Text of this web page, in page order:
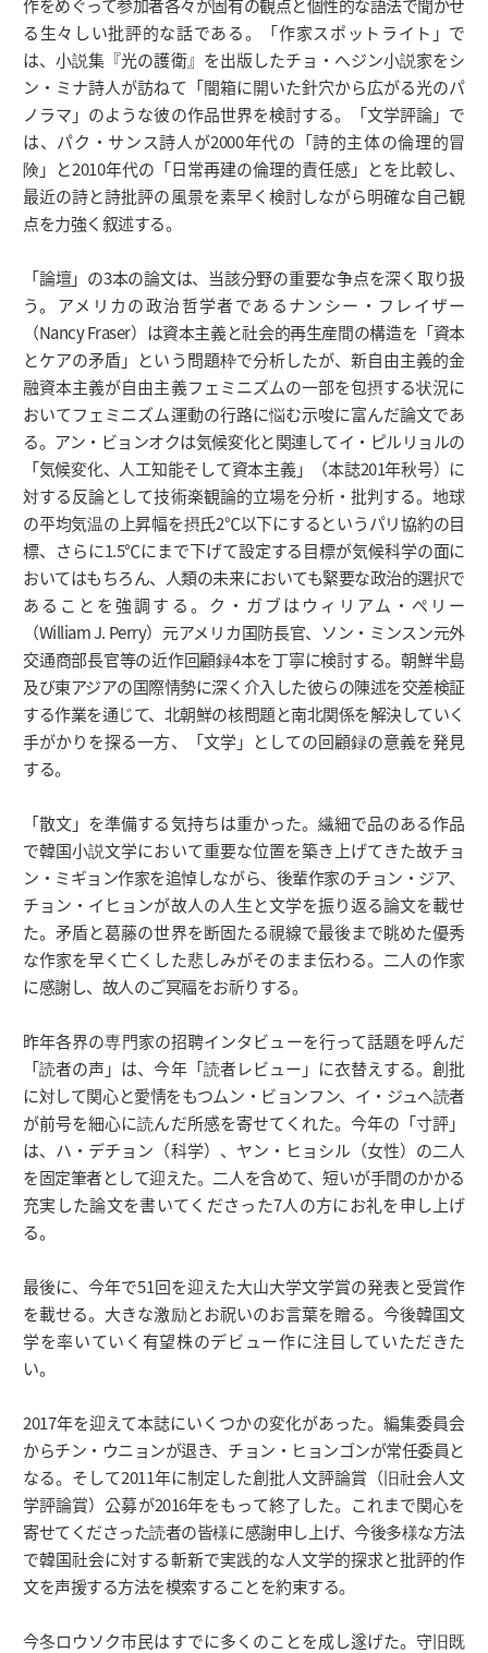
作をめぐって参加者各々が固有の観点と個性的な語法で聞かせ
る生々しい批評的な話である。「作家スポットライト」で
は、小説集『光の護衛』を出版したチョ・へジン小説家をシ
ン・ミナ詩人が訪ねて「闇箱に開いた針穴から広がる光のパ
ノラマ」のような彼の作品世界を検討する。「文学評論」で
は、パク・サンス詩人が2000年代の「詩的主体の倫理的冒
険」と2010年代の「日常再建の倫理的責任感」とを比較し、
最近の詩と詩批評の風景を素早く検討しながら明確な自己観
点を力強く叙述する。
「論壇」の3本の論文は、当該分野の重要な争点を深く取り扱
う。アメリカの政治哲学者であるナンシー・フレイザー
（Nancy Fraser）は資本主義と社会的再生産間の構造を「資本
とケアの矛盾」という問題枠で分析したが、新自由主義的金
融資本主義が自由主義フェミニズムの一部を包摂する状況に
おいてフェミニズム運動の行路に悩む示唆に富んだ論文であ
る。アン・ビョンオクは気候変化と関連してイ・ピルリョルの
「気候変化、人工知能そして資本主義」（本誌201年秋号）に
対する反論として技術楽観論的立場を分析・批判する。地球
の平均気温の上昇幅を摂氏2℃以下にするというパリ協約の目
標、さらに1.5℃にまで下げて設定する目標が気候科学の面に
おいてはもちろん、人類の未来においても緊要な政治的選択で
あることを強調する。ク・ガブはウィリアム・ぺリー
（William J. Perry）元アメリカ国防長官、ソン・ミンスン元外
交通商部長官等の近作回顧録4本を丁寧に検討する。朝鮮半島
及び東アジアの国際情勢に深く介入した彼らの陳述を交差検証
する作業を通じて、北朝鮮の核問題と南北関係を解決していく
手がかりを探る一方、「文学」としての回顧録の意義を発見
する。
「散文」を準備する気持ちは重かった。繊細で品のある作品
で韓国小説文学において重要な位置を築き上げてきた故チョ
ン・ミギョン作家を追悼しながら、後輩作家のチョン・ジア、
チョン・イヒョンが故人の人生と文学を振り返る論文を載せ
た。矛盾と葛藤の世界を断固たる視線で最後まで眺めた優秀
な作家を早く亡くした悲しみがそのまま伝わる。二人の作家
に感謝し、故人のご冥福をお祈りする。
昨年各界の専門家の招聘インタビューを行って話題を呼んだ
「読者の声」は、今年「読者レビュー」に衣替えする。創批
に対して関心と愛情をもつムン・ビョンフン、イ・ジュへ読者
が前号を細心に読んだ所感を寄せてくれた。今年の「寸評」
は、ハ・デチョン（科学）、ヤン・ヒョシル（女性）の二人
を固定筆者として迎えた。二人を含めて、短いが手間のかかる
充実した論文を書いてくださった7人の方にお礼を申し上げ
る。
最後に、今年で51回を迎えた大山大学文学賞の発表と受賞作
を載せる。大きな激励とお祝いのお言葉を贈る。今後韓国文
学を率いていく有望株のデビュー作に注目していただきた
い。
2017年を迎えて本誌にいくつかの変化があった。編集委員会
からチン・ウニョンが退き、チョン・ヒョンゴンが常任委員と
なる。そして2011年に制定した創批人文評論賞（旧社会人文
学評論賞）公募が2016年をもって終了した。これまで関心を
寄せてくださった読者の皆様に感謝申し上げ、今後多様な方法
で韓国社会に対する斬新で実践的な人文学的探求と批評的作
文を声援する方法を模索することを約束する。
今冬ロウソク市民はすでに多くのことを成し遂げた。守旧既